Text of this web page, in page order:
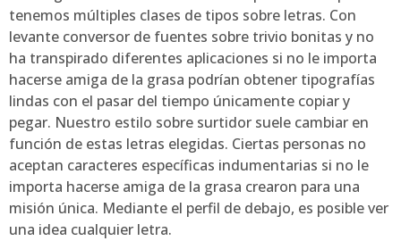
tenemos múltiples clases de tipos sobre letras. Con
levante conversor de fuentes sobre trivio bonitas y no
ha transpirado diferentes aplicaciones si no le importa
hacerse amiga de la grasa podrían obtener tipografías
lindas con el pasar del tiempo únicamente copiar y
pegar. Nuestro estilo sobre surtidor suele cambiar en
función de estas letras elegidas. Ciertas personas no
aceptan caracteres específicas indumentarias si no le
importa hacerse amiga de la grasa crearon para una
misión única. Mediante el perfil de debajo, es posible ver
una idea cualquier letra.